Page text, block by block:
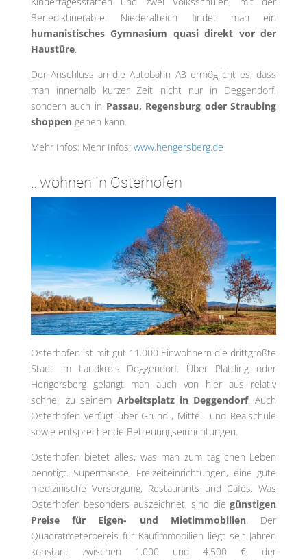
Benediktinerabtei Niederalteich findet man ein
humanistisches Gymnasium quasi direkt vor der
Haustüre.
Der Anschluss an die Autobahn A3 ermöglicht es, dass
man innerhalb kurzer Zeit nicht nur in Deggendorf,
sondern auch in Passau, Regensburg oder Straubing
shoppengehen kann.
Mehr Infos: Mehr Infos: www.hengersberg.de
…wohnen in Osterhofen
Osterhofen ist mit gut 11.000 Einwohnern die drittgrößte
Stadt im Landkreis Deggendorf. Über Plattling oder
Hengersberg gelangt man auch von hier aus relativ
schnell zu seinem Arbeitsplatz in Deggendorf. Auch
Osterhofen verfügt über Grund-, Mittel- und Realschule
sowie entsprechende Betreuungseinrichtungen.
Osterhofen bietet alles, was man zum täglichen Leben
benötigt. Supermärkte, Freizeiteinrichtungen, eine gute
medizinische Versorgung, Restaurants und Cafés. Was
Osterhofen besonders auszeichnet, sind diegünstigen
Preise für Eigen- und Mietimmobilien. Der
Quadratmeterpereis für Kaufimmobilien liegt seit Jahren
konstant zwischen 1.000 und 4.500 €, der